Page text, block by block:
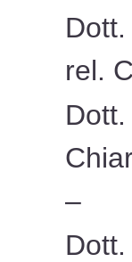
rel.
–